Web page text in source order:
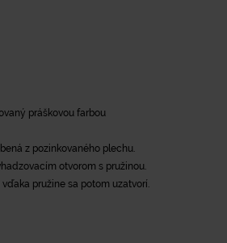
práškovou farbou
z pozinkovaného plechu.
otvorom s pružinou.
pružine sa potom uzatvorí.